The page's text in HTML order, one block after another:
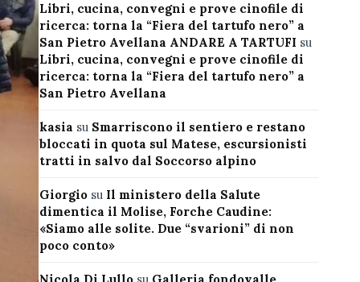
Libri, cucina, convegni e prove cinofile di
ricerca: torna la “Fiera del tartufo nero” a
San Pietro Avellana ANDARE A TARTUFI su
Libri, cucina, convegni e prove cinofile di
ricerca: torna la “Fiera del tartufo nero” a
San Pietro Avellana
kasia su Smarriscono il sentiero e restano
bloccati in quota sul Matese, escursionisti
tratti in salvo dal Soccorso alpino
Giorgiosu Il ministero della Salute
dimentica il Molise, Forche Caudine:
«Siamo alle solite. Due “svarioni” di non
poco conto»